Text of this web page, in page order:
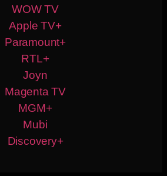
WOW TV
Apple TV+
Paramount+
RTL+
Joyn
Magenta TV
MGM+
Mubi
Discovery+